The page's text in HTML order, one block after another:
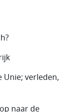
verleden,
naar de